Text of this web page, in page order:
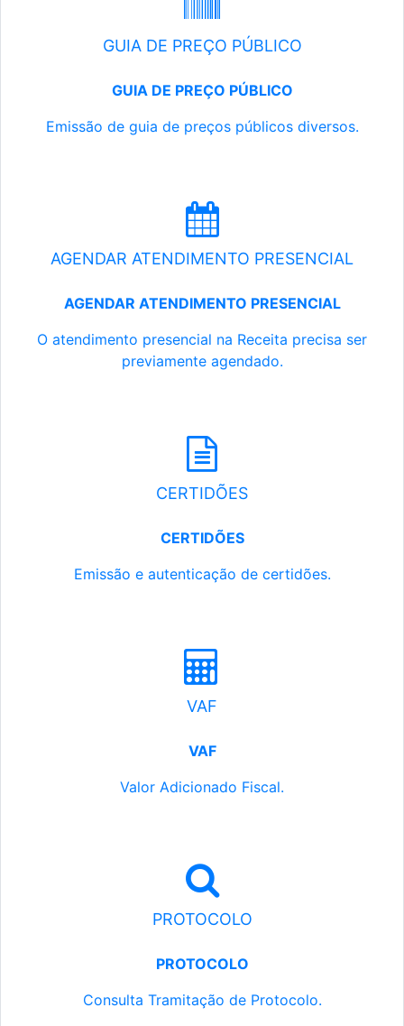
GUIA DE PREÇO PÚBLICO
GUIA DE PREÇO PÚBLICO
Emissão de guia de preços públicos diversos.
AGENDAR ATENDIMENTO PRESENCIAL
AGENDAR ATENDIMENTO PRESENCIAL
O atendimento presencial na Receita precisa ser
previamente agendado.
CERTIDÕES
CERTIDÕES
Emissão e autenticação de certidões.
VAF
VAF
Valor Adicionado Fiscal.
PROTOCOLO
PROTOCOLO
Consulta Tramitação de Protocolo.